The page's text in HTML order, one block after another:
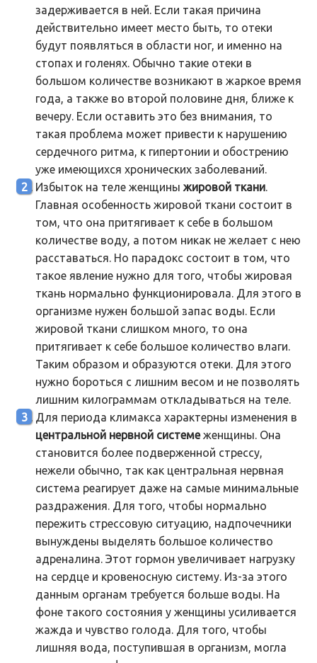
задерживается в ней. Если такая причина
действительно имеет место быть, то отеки
будут появляться в области ног, и именно на
стопах и голенях. Обычно такие отеки в
большом количестве возникают в жаркое время
года, а также во второй половине дня, ближе к
вечеру. Если оставить это без внимания, то
такая проблема может привести к нарушению
сердечного ритма, к гипертонии и обострению
уже имеющихся хронических заболеваний.
Избыток на теле женщины жировой ткани.
Главная особенность жировой ткани состоит в
том, что она притягивает к себе в большом
количестве воду, а потом никак не желает с нею
расставаться. Но парадокс состоит в том, что
такое явление нужно для того, чтобы жировая
ткань нормально функционировала. Для этого в
организме нужен большой запас воды. Если
жировой ткани слишком много, то она
притягивает к себе большое количество влаги.
Таким образом и образуются отеки. Для этого
нужно бороться с лишним весом и не позволять
лишним килограммам откладываться на теле.
Для периода климакса характерны изменения в
центральной нервной системеженщины. Она
становится более подверженной стрессу,
нежели обычно, так как центральная нервная
система реагирует даже на самые минимальные
раздражения. Для того, чтобы нормально
пережить стрессовую ситуацию, надпочечники
вынуждены выделять большое количество
адреналина. Этот гормон увеличивает нагрузку
на сердце и кровеносную систему. Из-за этого
данным органам требуется больше воды. На
фоне такого состояния у женщины усиливается
жажда и чувство голода. Для того, чтобы
лишняя вода, поступившая в организм, могла